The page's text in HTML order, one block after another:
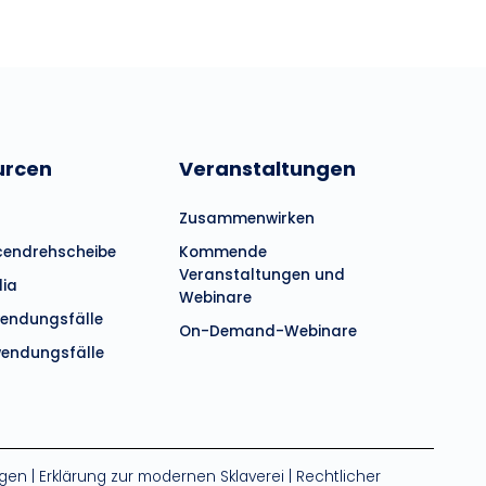
Veranstaltungen
Zusammenwirken
Kommende
Veranstaltungen und
Webinare
On-Demand-Webinare
Erklärung zur modernen Sklaverei Rechtlicher